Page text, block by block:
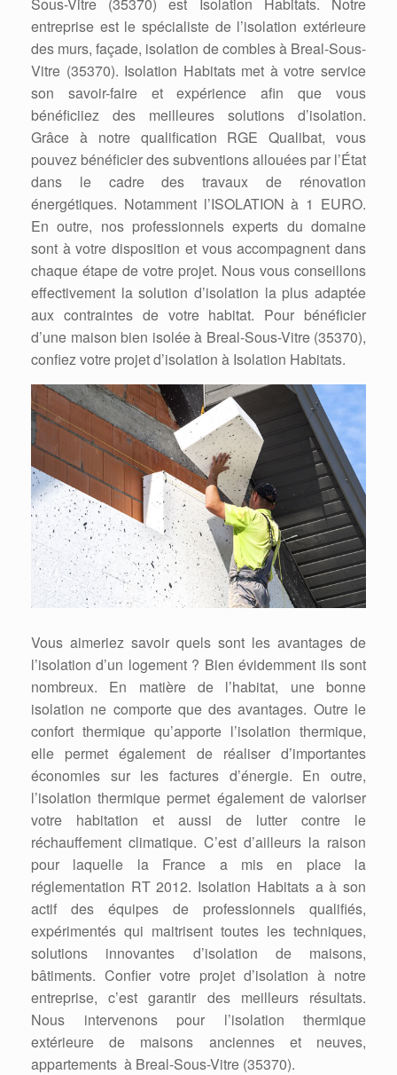
Sous-Vitre (35370) est Isolation Habitats. Notre
entreprise est le spécialiste de l’isolation extérieure
des murs, façade, isolation de combles à Breal-Sous-
Vitre (35370). Isolation Habitats met à votre service
son savoir-faire et expérience afin que vous
bénéficiiez des meilleures solutions d’isolation.
Grâce à notre qualification RGE Qualibat, vous
pouvez bénéficier des subventions allouées par l’État
dans le cadre des travaux de rénovation
énergétiques. Notamment l’ISOLATION à 1 EURO.
En outre, nos professionnels experts du domaine
sont à votre disposition et vous accompagnent dans
chaque étape de votre projet. Nous vous conseillons
effectivement la solution d’isolation la plus adaptée
aux contraintes de votre habitat. Pour bénéficier
d’une maison bien isolée à Breal-Sous-Vitre (35370),
confiez votre projet d’isolation à Isolation Habitats.
Vous aimeriez savoir quels sont les avantages de
l’isolation d’un logement ? Bien évidemment ils sont
nombreux. En matière de l’habitat, une bonne
isolation ne comporte que des avantages. Outre le
confort thermique qu’apporte l’isolation thermique,
elle permet également de réaliser d’importantes
économies sur les factures d’énergie. En outre,
l’isolation thermique permet également de valoriser
votre habitation et aussi de lutter contre le
réchauffement climatique. C’est d’ailleurs la raison
pour laquelle la France a mis en place la
réglementation RT 2012. Isolation Habitats a à son
actif des équipes de professionnels qualifiés,
expérimentés qui maitrisent toutes les techniques,
solutions innovantes d’isolation de maisons,
bâtiments. Confier votre projet d’isolation à notre
entreprise, c’est garantir des meilleurs résultats.
Nous intervenons pour l’isolation thermique
extérieure de maisons anciennes et neuves,
appartements à Breal-Sous-Vitre (35370).